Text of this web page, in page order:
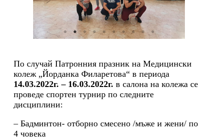
По случай Патронния празник на Медицински
колеж „Йорданка Филаретова“ в периода
14.03.2022г. – 16.03.2022г. в салона на колежа се
проведе спортен турнир по следните
дисциплини:
– Бадминтон- отборно смесено /мъже и жени/ по
4 човека